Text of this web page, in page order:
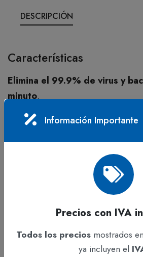
DESCRIPCIÓN
Características
Elimina el 99.9% de virus y
minuto.
Uso multisuperficies
objetos electrónicos, cuartos y
Paño más resistente, diseñado
profunda sin romperse.
: Seguras para
superficies, sin riesgo de
individuales.
Información Importante
Precios con IVA
Todos los precios mostrados
ya incluyen el